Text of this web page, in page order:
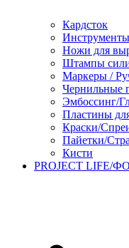
Кардсток
Ножи для
Штампы
Маркеры /
Чернильные
Эмбоссинг/
Пластины
Краски/
Пайетки/
Кисти
PROJECT